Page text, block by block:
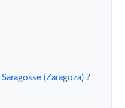
(Zaragoza) ?